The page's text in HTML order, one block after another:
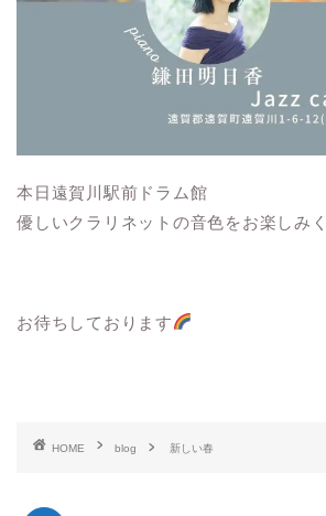
本日遠賀川駅前ドラム館
優しいクラリネットの音色をお楽しみ
お待ちしております
HOME blog 新しい春